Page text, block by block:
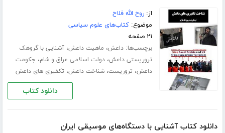
از:روح الله فلاح
موضوع:کتاب‌های علوم سیاسی
۲۱ صفحه
برچسب‌ها:داعش، ماهیت داعش،آشنایی با گروهک
تروریستی داعش،دولت اسلامی عراق و شام، جکومت
داعش، تروریست،شناخت داعش، تکفیری های داعش
دانلود کتاب
دانلود کتاب آشنایی با دستگاه‌های موسیقی ایران